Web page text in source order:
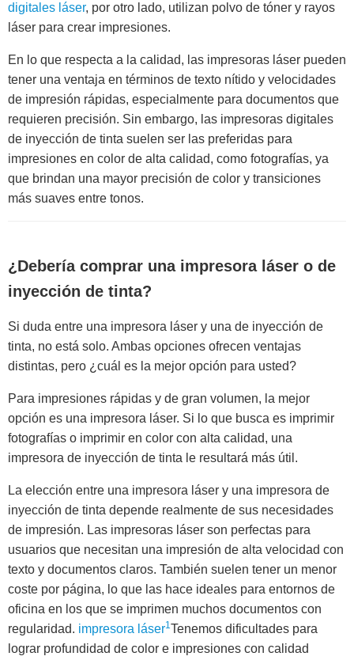
digitales láser, por otro lado, utilizan polvo de tóner y rayos
láser para crear impresiones.
En lo que respecta a la calidad, las impresoras láser pueden
tener una ventaja en términos de texto nítido y velocidades
de impresión rápidas, especialmente para documentos que
requieren precisión. Sin embargo, las impresoras digitales
de inyección de tinta suelen ser las preferidas para
impresiones en color de alta calidad, como fotografías, ya
que brindan una mayor precisión de color y transiciones
más suaves entre tonos.
¿Debería comprar una impresora láser o de
inyección de tinta?
Si duda entre una impresora láser y una de inyección de
tinta, no está solo. Ambas opciones ofrecen ventajas
distintas, pero ¿cuál es la mejor opción para usted?
Para impresiones rápidas y de gran volumen, la mejor
opción es una impresora láser. Si lo que busca es imprimir
fotografías o imprimir en color con alta calidad, una
impresora de inyección de tinta le resultará más útil.
La elección entre una impresora láser y una impresora de
inyección de tinta depende realmente de sus necesidades
de impresión. Las impresoras láser son perfectas para
usuarios que necesitan una impresión de alta velocidad con
texto y documentos claros. También suelen tener un menor
coste por página, lo que las hace ideales para entornos de
oficina en los que se imprimen muchos documentos con
regularidad. impresora láser1 Tenemos dificultades para
lograr profundidad de color e impresiones con calidad